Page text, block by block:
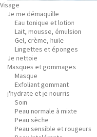
Visage
Je me démaquille
Eau tonique et lotion
Lait, mousse, émulsion
Gel, crème, huile
Lingettes et éponges
Je nettoie
Masques et gommages
Masque
Exfoliant gommant
j'hydrate et je nourris
Soin
Peau normale à mixte
Peau sèche
Peau sensible et rougeurs